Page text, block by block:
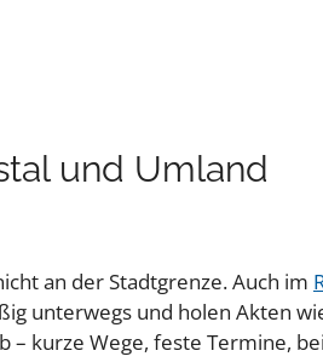
und Umland
an der Stadtgrenze. Auch im
unterwegs und holen Akten
– kurze Wege, feste Termine, bei